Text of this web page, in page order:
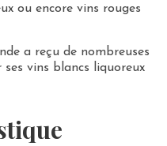
ou encore vins rouges
a reçu de nombreuses
vins blancs liquoreux